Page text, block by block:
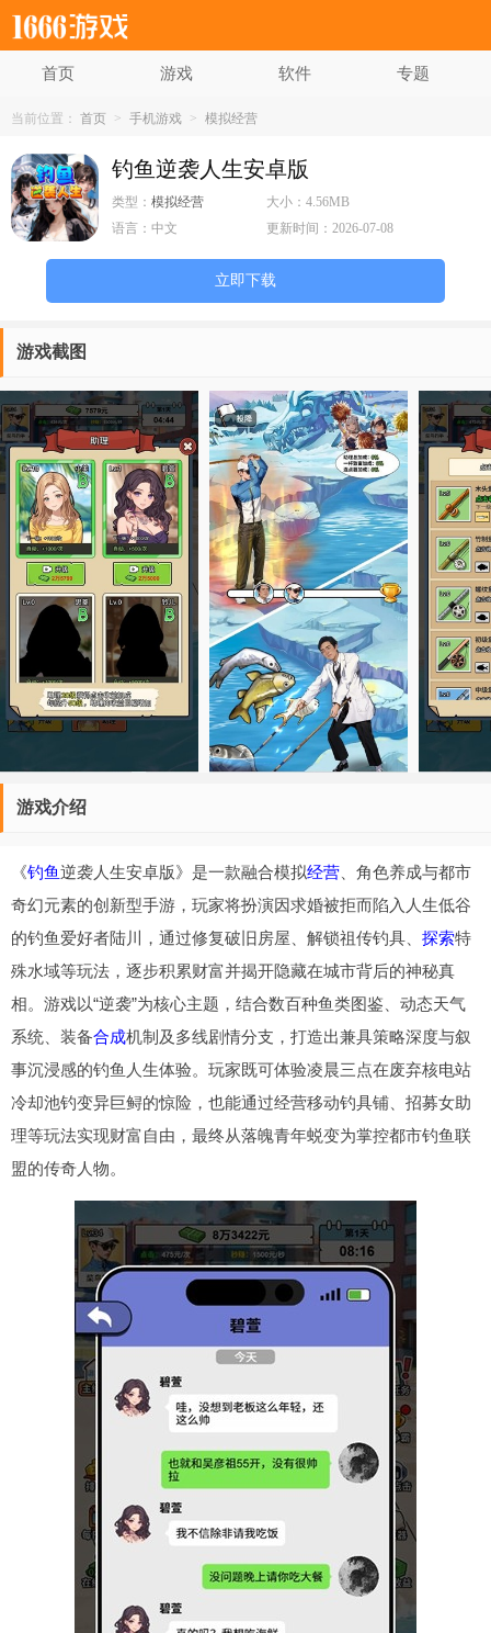
首页 游戏 软件 专题
当前位置： 首页 > 手机游戏 > 模拟经营
钓鱼逆袭人生安卓版
类型： 模拟经营 大小：4.56MB
语言： 中文 更新时间：2026-07-08
立即下载
游戏截图
游戏介绍
《钓鱼逆袭人生安卓版》是一款融合模拟经营 、角色养成与都市
奇幻元素的创新型手游，玩家将扮演因求婚被拒而陷入人生低谷
的钓鱼爱好者陆川，通过修复破旧房屋、解锁祖传钓具、 探索特
殊水域等玩法，逐步积累财富并揭开隐藏在城市背后的神秘真
相。游戏以“逆袭”为核心主题，结合数百种鱼类图鉴、动态天气
系统、装备合成机制及多线剧情分支，打造出兼具策略深度与叙
事沉浸感的钓鱼人生体验。玩家既可体验凌晨三点在废弃核电站
冷却池钓变异巨鲟的惊险，也能通过经营移动钓具铺、招募女助
理等玩法实现财富自由，最终从落魄青年蜕变为掌控都市钓鱼联
盟的传奇人物。